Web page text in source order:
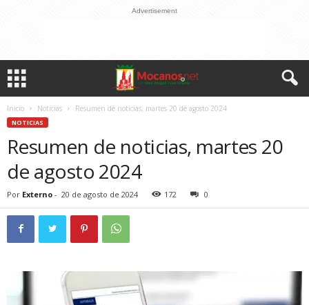
Advertisement
Inicio Noticias Resumen de noticias, martes 20 de agosto 2024
NOTICIAS
Resumen de noticias, martes 20
de agosto 2024
Por Externo - 20 de agosto de 2024 172 0